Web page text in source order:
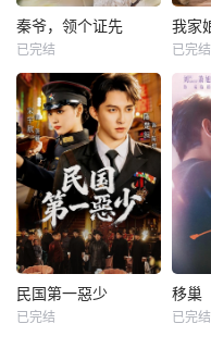
秦爷，领个证先
已完结 已完结
民国第一惡少
已完结
移巢
已完结